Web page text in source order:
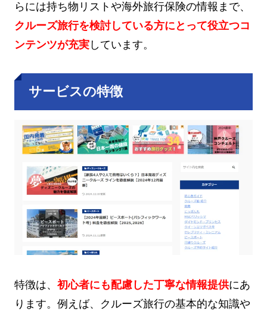
らには持ち物リストや海外旅行保険の情報まで、
クルーズ旅行を検討している方にとって役立つコ
ンテンツが充実 しています。
サービスの特徴
特徴は、 初心者にも配慮した丁寧な情報提供にあ
ります。例えば、クルーズ旅行の基本的な知識や